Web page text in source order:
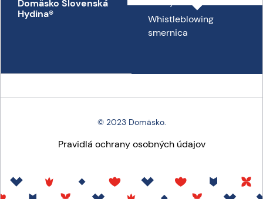
Domäsko Slovenská
Hydina®
Whistleblowing
smernica
© 2023 Domäsko.
Pravidlá ochrany osobných údajov